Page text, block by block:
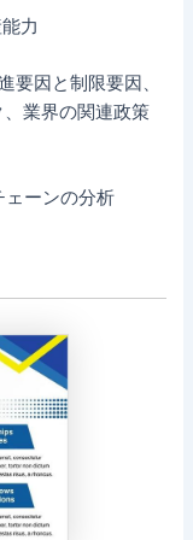
力
要因と制限要因、
業界の関連政策
ェーンの分析